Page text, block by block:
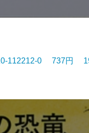
112212-0 737円